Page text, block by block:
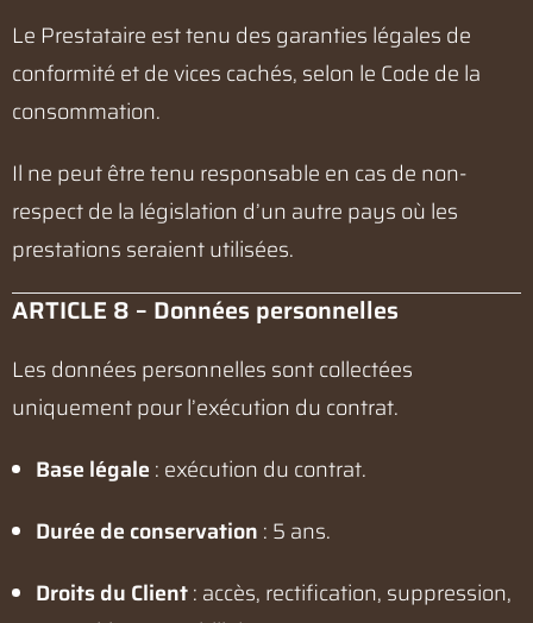
Le Prestataire est tenu des garanties légales de
conformité et de vices cachés, selon le Code de la
consommation.
Il ne peut être tenu responsable en cas de non-
respect de la législation d’un autre pays où les
prestations seraient utilisées.
ARTICLE 8 – Données personnelles
Les données personnelles sont collectées
uniquement pour l’exécution du contrat.
Base légale : exécution du contrat.
Durée de conservation : 5 ans.
Droits du Client: accès, rectification, suppression,